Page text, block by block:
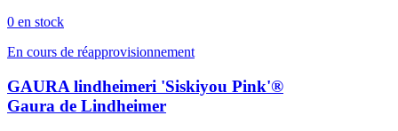
0 en stock
En cours de réapprovisionnement
GAURA lindheimeri 'Siskiyou Pink'®
Gaura de Lindheimer